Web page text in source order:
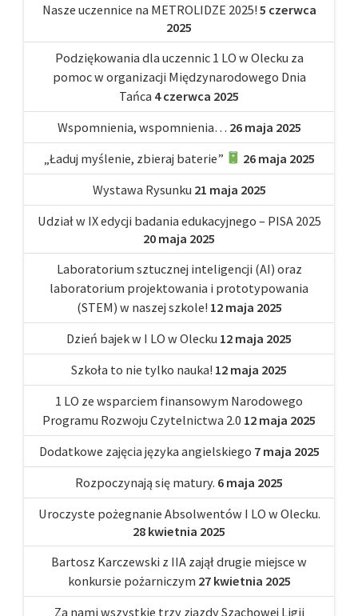
Nasze uczennice na METROLIDZE 2025! 5 czerwca
2025
Podziękowania dla uczennic 1 LO w Olecku za
pomoc w organizacji Międzynarodowego Dnia
Tańca 4 czerwca 2025
Wspomnienia, wspomnienia… 26 maja 2025
„Ładuj myślenie, zbieraj baterie”
26 maja 2025
Wystawa Rysunku 21 maja 2025
Udział w IX edycji badania edukacyjnego – PISA 2025
20 maja 2025
Laboratorium sztucznej inteligencji (AI) oraz
laboratorium projektowania i prototypowania
(STEM) w naszej szkole! 12 maja 2025
Dzień bajek w I LO w Olecku 12 maja 2025
Szkoła to nie tylko nauka! 12 maja 2025
1 LO ze wsparciem finansowym Narodowego
Programu Rozwoju Czytelnictwa 2.0 12 maja 2025
Dodatkowe zajęcia języka angielskiego 7 maja 2025
Rozpoczynają się matury. 6 maja 2025
Uroczyste pożegnanie Absolwentów I LO w Olecku.
28 kwietnia 2025
Bartosz Karczewski z IIA zajął drugie miejsce w
konkursie pożarniczym 27 kwietnia 2025
Za nami wszystkie trzy zjazdy Szachowej Ligii